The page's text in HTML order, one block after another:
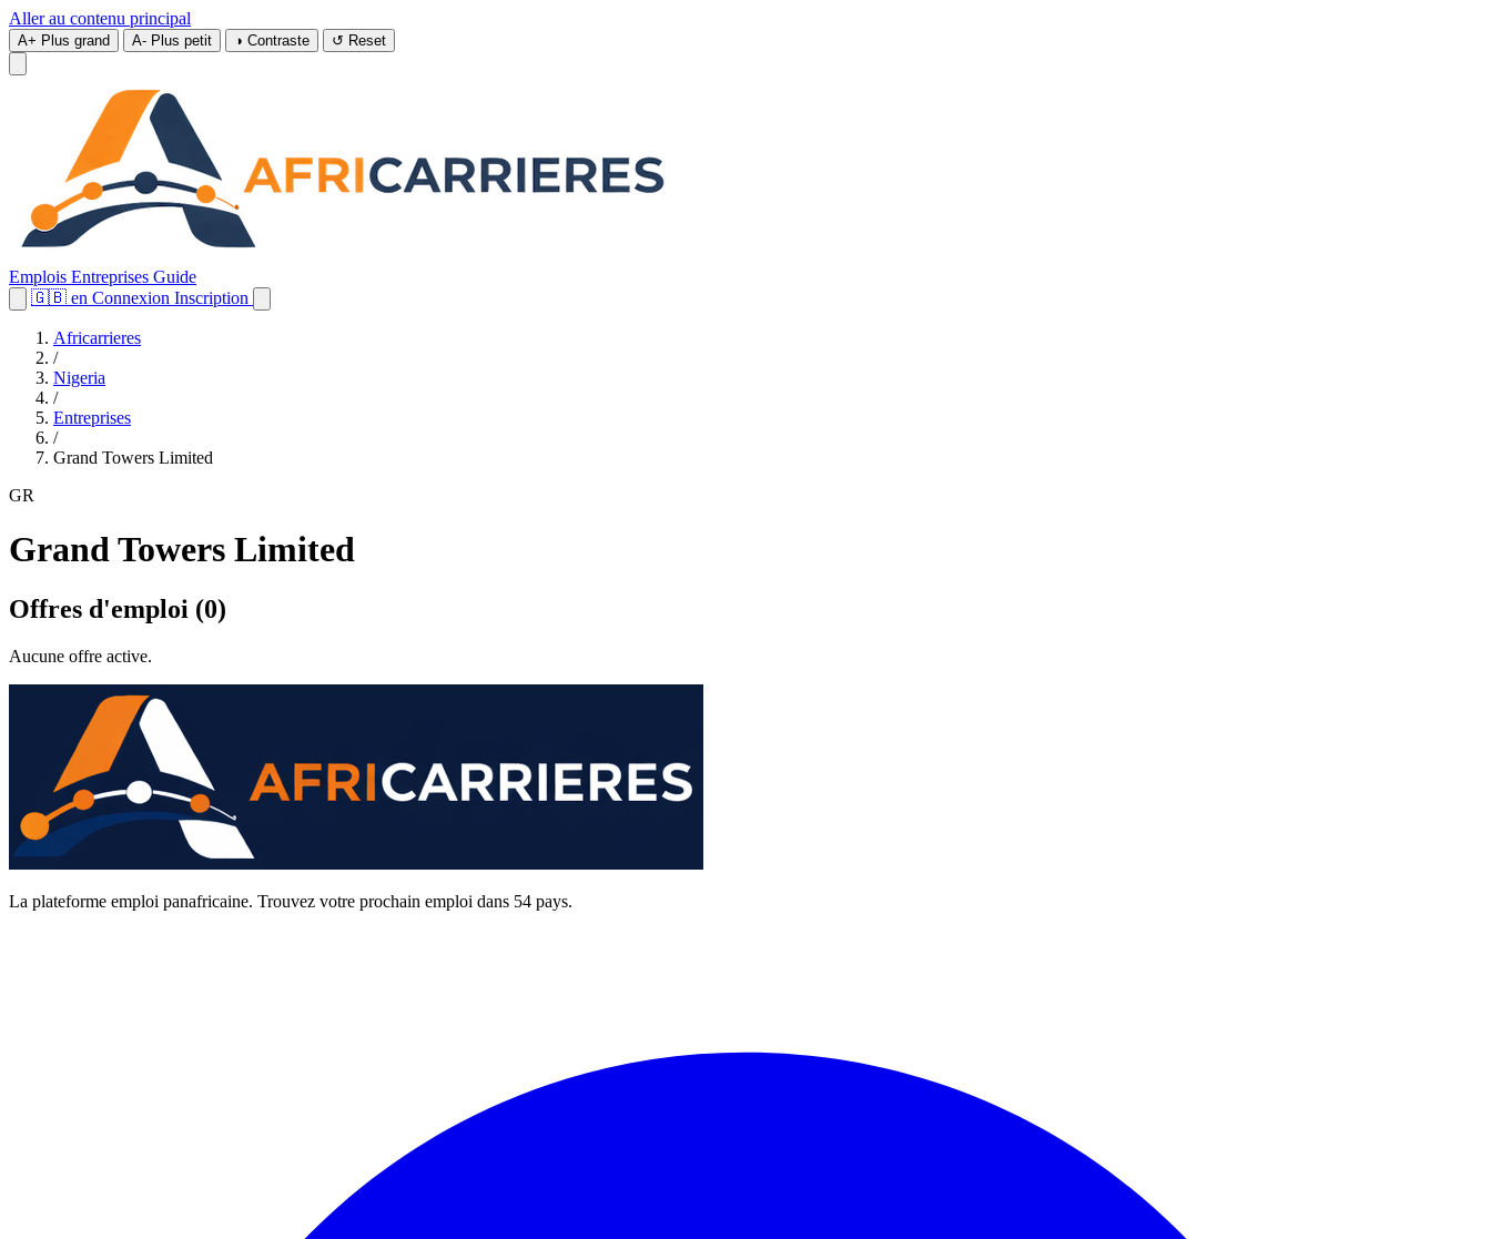
Aller au contenu principal
A+ Plus grand A- Plus petit ◑ Contraste ↺ Reset
Emplois Entreprises Guide
🇬🇧 en Connexion Inscription
Africarrieres
/
Nigeria
/
Entreprises
/
Grand Towers Limited
GR
Grand Towers Limited
Offres d'emploi (0)
Aucune offre active.
La plateforme emploi panafricaine. Trouvez votre prochain emploi dans 54 pays.